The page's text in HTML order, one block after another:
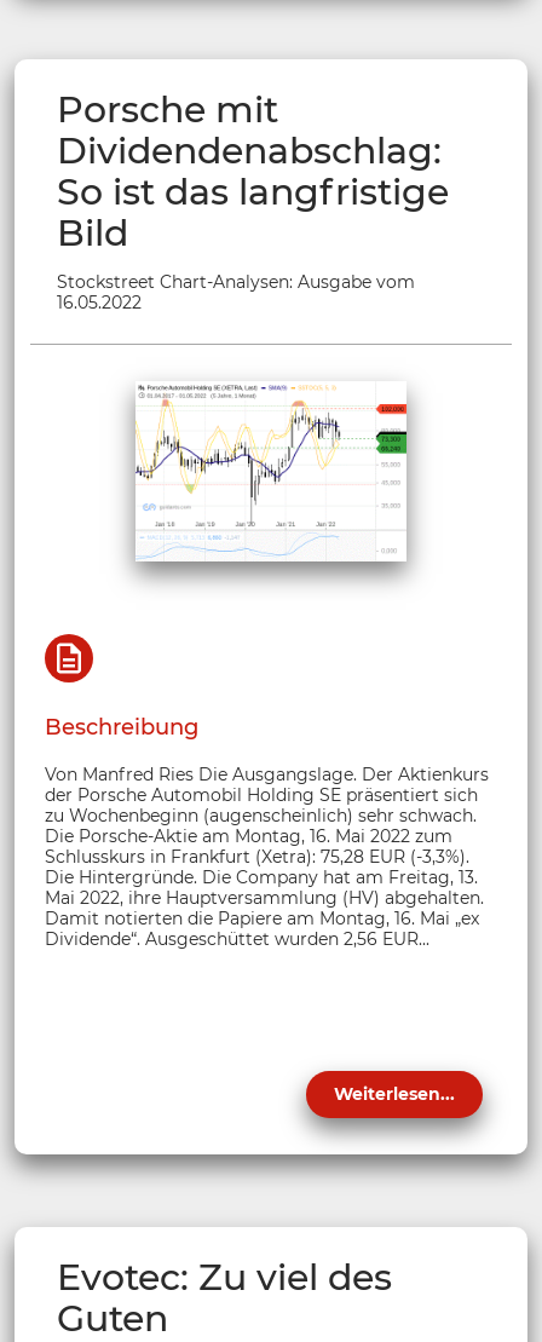
Porsche mit
Dividendenabschlag:
So ist das langfristige
Bild
Stockstreet Chart-Analysen: Ausgabe vom
16.05.2022
Beschreibung
Von Manfred Ries Die Ausgangslage. Der Aktienkurs
der Porsche Automobil Holding SE präsentiert sich
zu Wochenbeginn (augenscheinlich) sehr schwach.
Die Porsche-Aktie am Montag, 16. Mai 2022 zum
Schlusskurs in Frankfurt (Xetra): 75,28 EUR (-3,3%).
Die Hintergründe. Die Company hat am Freitag, 13.
Mai 2022, ihre Hauptversammlung (HV) abgehalten.
Damit notierten die Papiere am Montag, 16. Mai „ex
Dividende“. Ausgeschüttet wurden 2,56 EUR...
Weiterlesen...
Evotec: Zu viel des
Guten